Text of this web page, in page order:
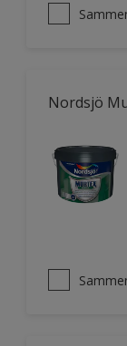
Nordsjö